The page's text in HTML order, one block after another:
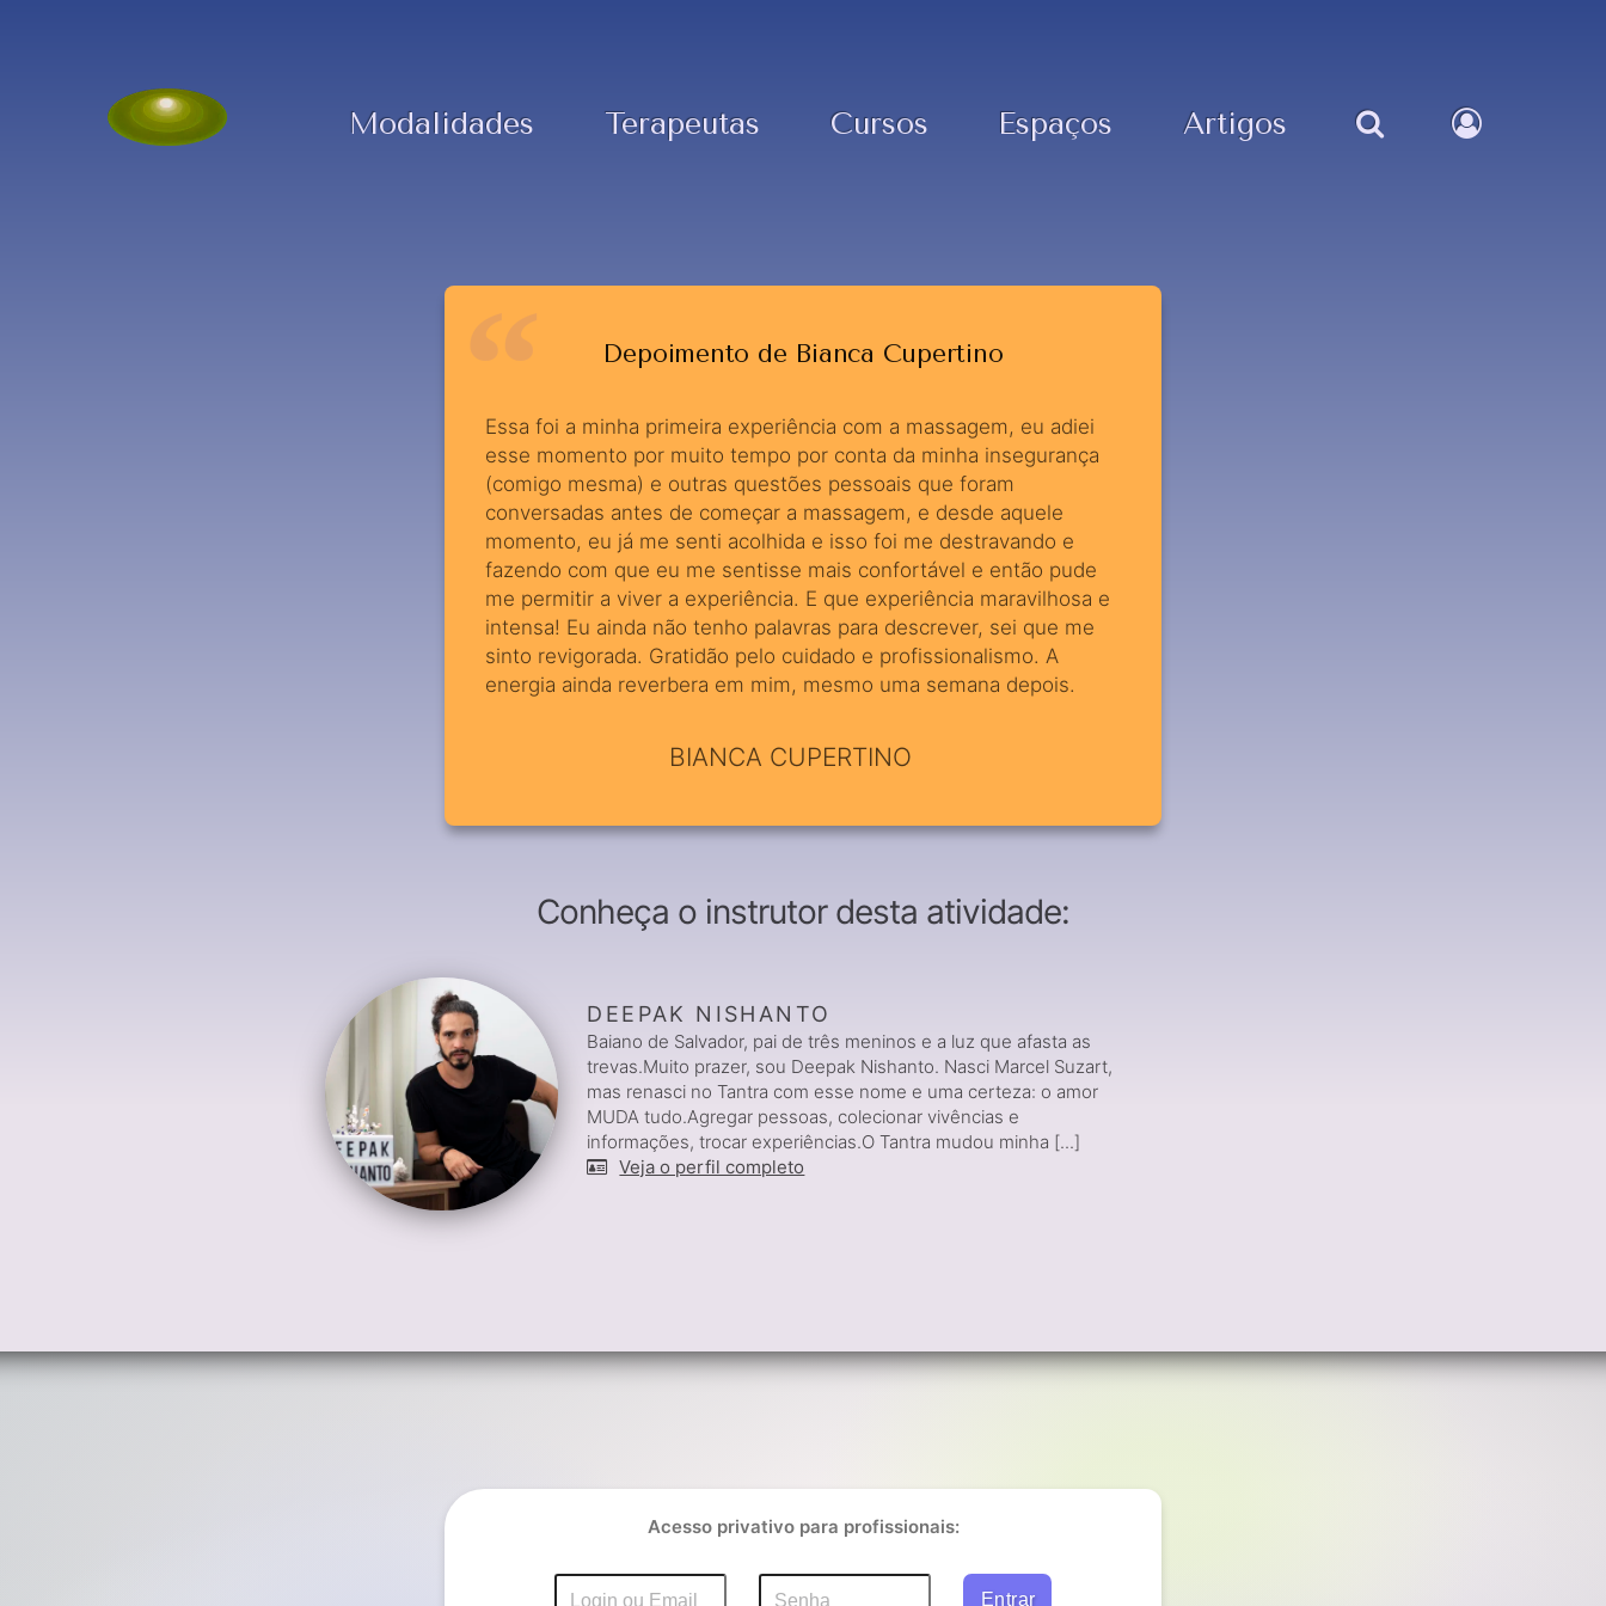
Modalidades Terapeutas Cursos Espaços Artigos
Depoimento de Bianca Cupertino
Essa foi a minha primeira experiência com a massagem, eu adiei
esse momento por muito tempo por conta da minha insegurança
(comigo mesma) e outras questões pessoais que foram
conversadas antes de começar a massagem, e desde aquele
momento, eu já me senti acolhida e isso foi me destravando e
fazendo com que eu me sentisse mais confortável e então pude
me permitir a viver a experiência. E que experiência maravilhosa e
intensa! Eu ainda não tenho palavras para descrever, sei que me
sinto revigorada. Gratidão pelo cuidado e profissionalismo. A
energia ainda reverbera em mim, mesmo uma semana depois.
BIANCA CUPERTINO
Conheça o instrutor desta atividade:
DEEPAK NISHANTO
Baiano de Salvador, pai de três meninos e a luz que afasta as
trevas.Muito prazer, sou Deepak Nishanto. Nasci Marcel Suzart,
mas renasci no Tantra com esse nome e uma certeza: o amor
MUDA tudo.Agregar pessoas, colecionar vivências e
informações, trocar experiências.O Tantra mudou minha [...]
Veja o perfil completo
Acesso privativo para profissionais: